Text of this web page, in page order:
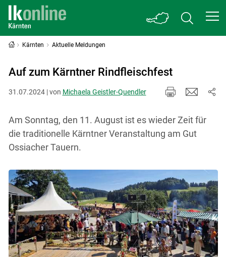
Kärnten Aktuelle Meldungen
Auf zum Kärntner Rindfleischfest
31.07.2024 | von Michaela Geistler-Quendler
Am Sonntag, den 11. August ist es wieder Zeit für
die traditionelle Kärntner Veranstaltung am Gut
Ossiacher Tauern.